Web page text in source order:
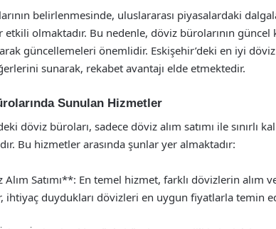
belirlenmesinde, uluslararası piyasalardaki
etkili olmaktadır. Bu nedenle, döviz bürolarının
güncellemeleri önemlidir. Eskişehir’deki en iyi
sunarak, rekabet avantajı elde etmektedir.
Sunulan Hizmetler
döviz büroları, sadece döviz alım satımı ile sınırlı
Bu hizmetler arasında şunlar yer almaktadır:
Satımı**: En temel hizmet, farklı dövizlerin alım
ihtiyaç duydukları dövizleri en uygun fiyatlarla temin